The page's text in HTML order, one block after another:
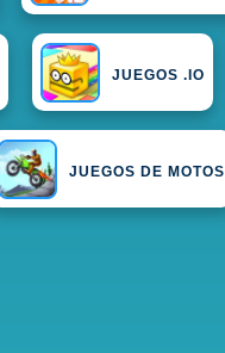
JUEGOS .IO
JUEGOS DE MOTOS